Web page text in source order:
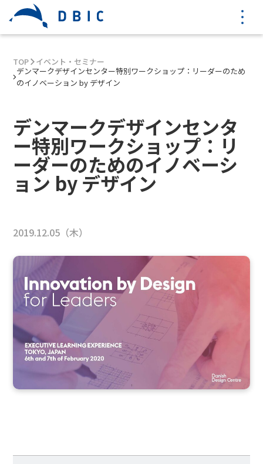
TOP
イベント・セミナー
デンマークデザインセンター特別ワークショップ：リーダーのため
のイノベーション by デザイン
デンマークデザインセンタ
ー特別ワークショップ：リ
ーダーのためのイノベーシ
ョン by デザイン
2019.12.05（木）